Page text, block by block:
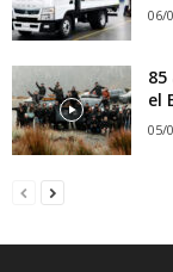
06/
el
05/